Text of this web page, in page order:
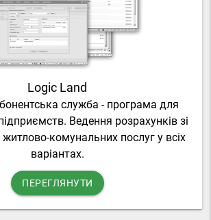
Logic Land
служба - програма для
Ведення розрахунків зі
комунальних послуг у всіх
варіантах.
ПЕРЕГЛЯНУТИ